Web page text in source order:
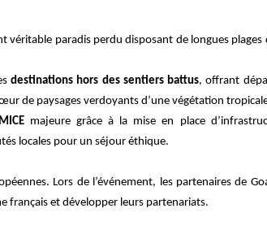
paradis perdu disposant de longues plages
destinations hors des sentiers battus, offrant
de paysages verdoyants d’une végétation
majeure grâce à la mise en place
locales pour un séjour éthique.
Lors de l’événement, les partenaires de
français et développer leurs partenariats.